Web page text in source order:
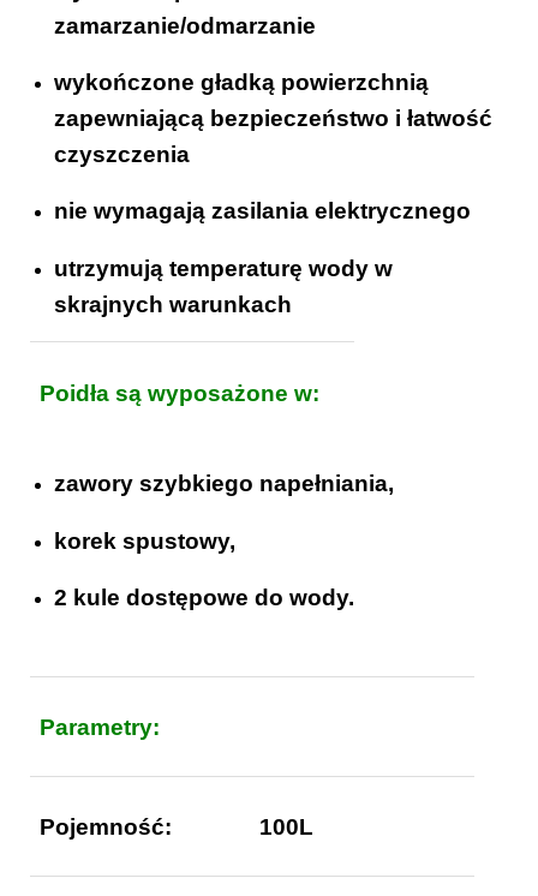
zamarzanie/odmarzanie
wykończone gładką powierzchnią
zapewniającą bezpieczeństwo i łatwość
czyszczenia
nie wymagają zasilania elektrycznego
utrzymują temperaturę wody w
skrajnych warunkach
Poidła są wyposażone w:
zawory szybkiego napełniania,
korek spustowy,
2 kule dostępowe do wody.
Parametry:
Pojemność: 100L